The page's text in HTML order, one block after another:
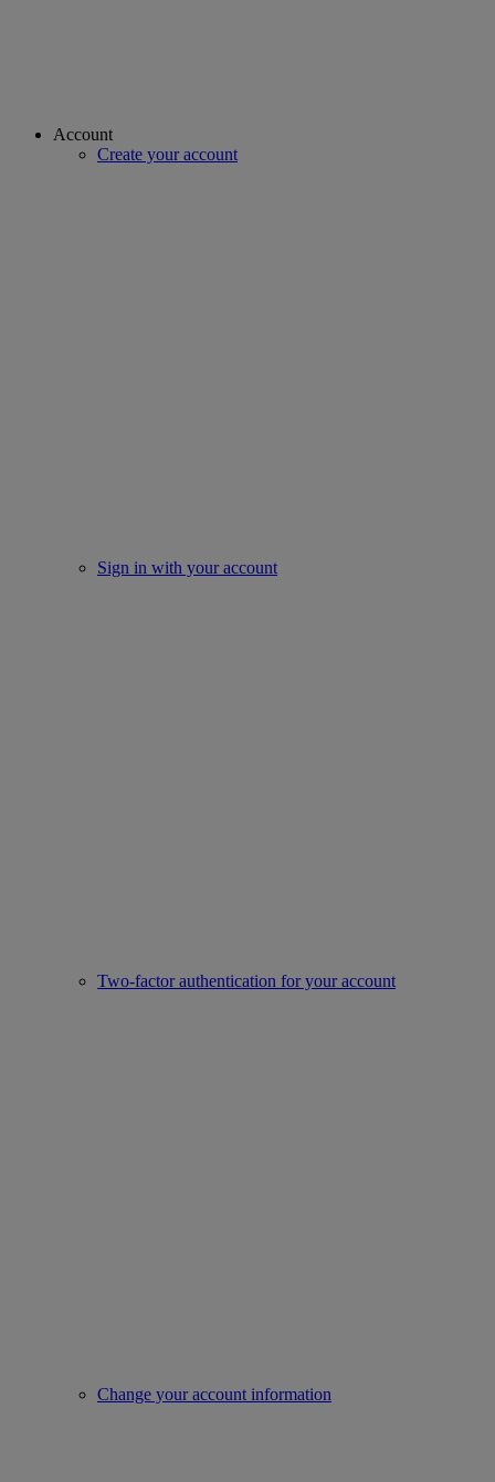
Account
Create your account
Sign in with your account
Two-factor authentication for your account
Change your account information